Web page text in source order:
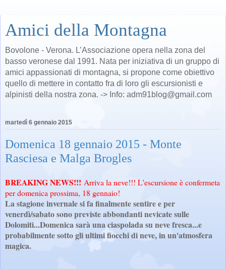
Amici della Montagna
Bovolone - Verona. L’Associazione opera nella zona del
basso veronese dal 1991. Nata per iniziativa di un gruppo di
amici appassionati di montagna, si propone come obiettivo
quello di mettere in contatto fra di loro gli escursionisti e
alpinisti della nostra zona. -> Info: adm91blog@gmail.com
martedì 6 gennaio 2015
Domenica 18 gennaio 2015 - Monte
Rasciesa e Malga Brogles
BREAKING NEWS!!! Arriva la neve!!! L'escursione è confermeta
per domenica prossima, 18 gennaio!
La stagione invernale si fa finalmente sentire e per
venerdì/sabato sono previste abbondanti nevicate sulle
Dolomiti...Domenica sarà una ciaspolada su neve fresca...e
probabilmente sotto gli ultimi fiocchi di neve, in un'atmosfera
magica.